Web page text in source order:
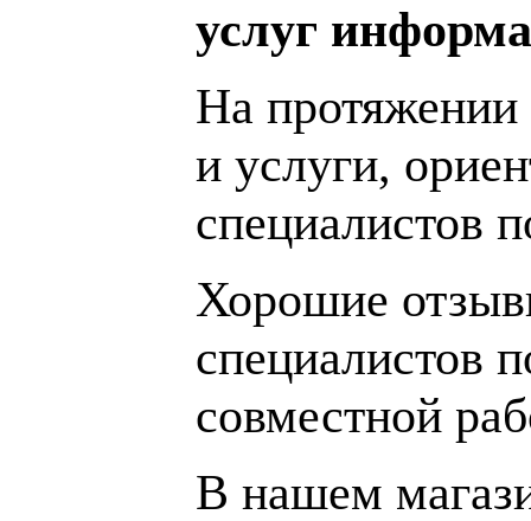
услуг
На протяжении
и услуги,
специалистов
Хорошие
специалистов
совместной
В нашем